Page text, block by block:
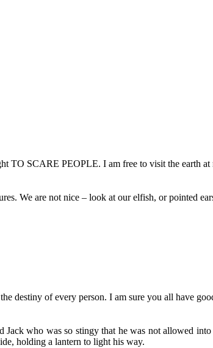
TO SCARE PEOPLE. I am free to visit the earth
We are not nice – look at our elfish, or pointed
destiny of every person. I am sure you all have
who was so stingy that he was not allowed
holding a lantern to light his way.